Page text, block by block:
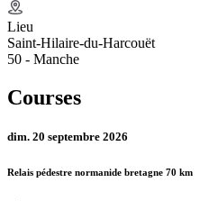
Lieu
Saint-Hilaire-du-Harcouët
50 - Manche
Courses
dim. 20 septembre 2026
Relais pédestre normanide bretagne 70 km